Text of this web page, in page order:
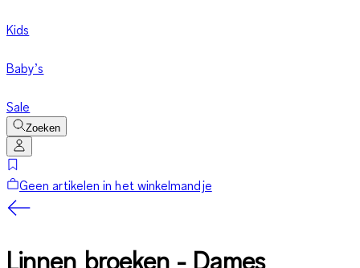
Kids
Baby’s
Sale
Zoeken
Geen artikelen in het winkelmandje